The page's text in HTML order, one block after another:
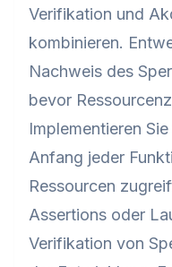
Verifikation und
kombinieren.
Nachweis des
bevor
Implementieren
Anfang jeder
Ressourcen
Assertions oder
Verifikation von